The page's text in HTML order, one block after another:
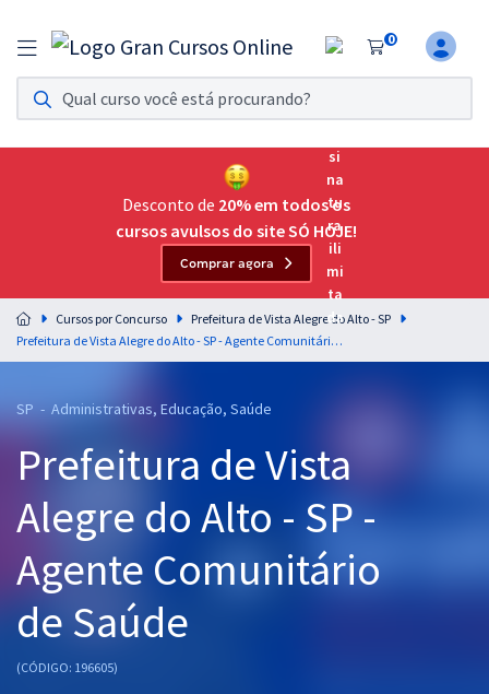
0
Assinatura Ilimitada 11
Acesso a todos os cursos. Teste grátis por 7 dias!
Assinatura OAB Até Passar
Acesso ilimitado a toda preparação para o Exame da
Residências Multiprofissionais
Preparação completa e intensiva para as principais
residências em saúde do Brasil
Cursos 20% OFF
Pós
Graduação
OAB
Desconto de 20% em todos os
cursos avulsos do site SÓ HOJE!
Comprar agora
Cursos por Concurso
Prefeitura de Vista Alegre do Alto - SP
Prefeitura de Vista Alegre do Alto - SP - Agente Comunitário de Saúde
SP - Administrativas, Educação, Saúde
Prefeitura de Vista
Alegre do Alto - SP -
Agente Comunitário
de Saúde
(CÓDIGO: 196605)